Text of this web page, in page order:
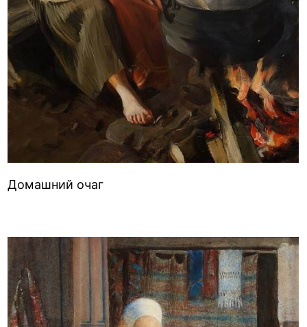
Домашний очаг